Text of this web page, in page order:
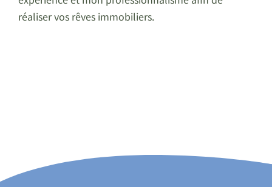
réaliser vos rêves immobiliers.